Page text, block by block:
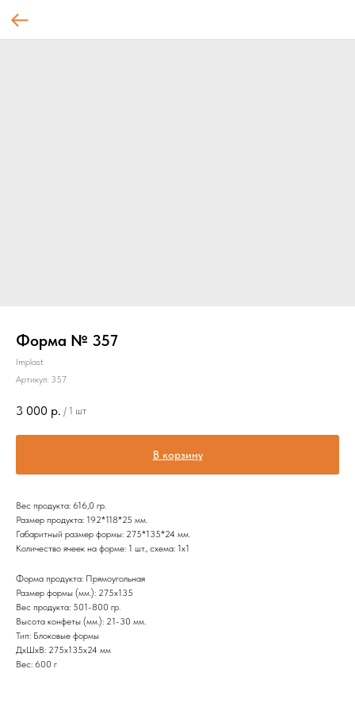
Форма № 357
Implast
Артикул: 357
3 000 р. / 1 шт
В корзину
Вес продукта: 616,0 гр.
Размер продукта: 192*118*25 мм.
Габаритный размер формы: 275*135*24 мм.
Количество ячеек на форме: 1 шт., схема: 1х1
Форма продукта: Прямоугольная
Размер формы (мм.): 275х135
Вес продукта: 501-800 гр.
Высота конфеты (мм.): 21-30 мм.
Тип: Блоковые формы
ДxШxВ: 275x135x24 мм
Вес: 600 г